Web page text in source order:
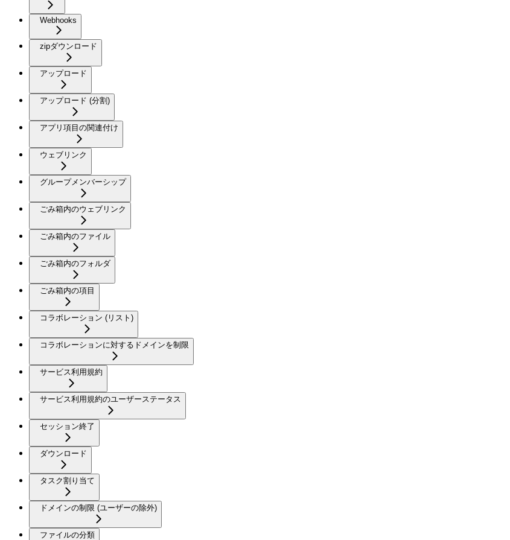
Webhooks
zipダウンロード
アップロード
アップロード (分割)
アプリ項目の関連付け
ウェブリンク
グループメンバーシップ
ごみ箱内のウェブリンク
ごみ箱内のファイル
ごみ箱内のフォルダ
ごみ箱内の項目
コラボレーション (リスト)
コラボレーションに対するドメインを制限
サービス利用規約
サービス利用規約のユーザーステータス
セッション終了
ダウンロード
タスク割り当て
ドメインの制限 (ユーザーの除外)
ファイルの分類